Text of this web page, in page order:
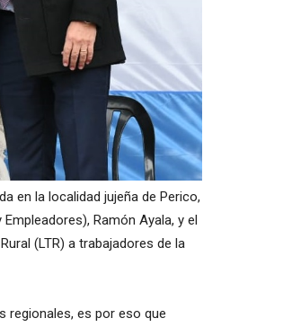
en la localidad jujeña de Perico,
Ramón Ayala, y el
(LTR) a trabajadores de la
regionales, es por eso que